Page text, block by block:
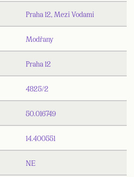
Praha 12, Mezi Vodami
Modřany
Praha 12
4825/2
50.016749
14.400551
NE